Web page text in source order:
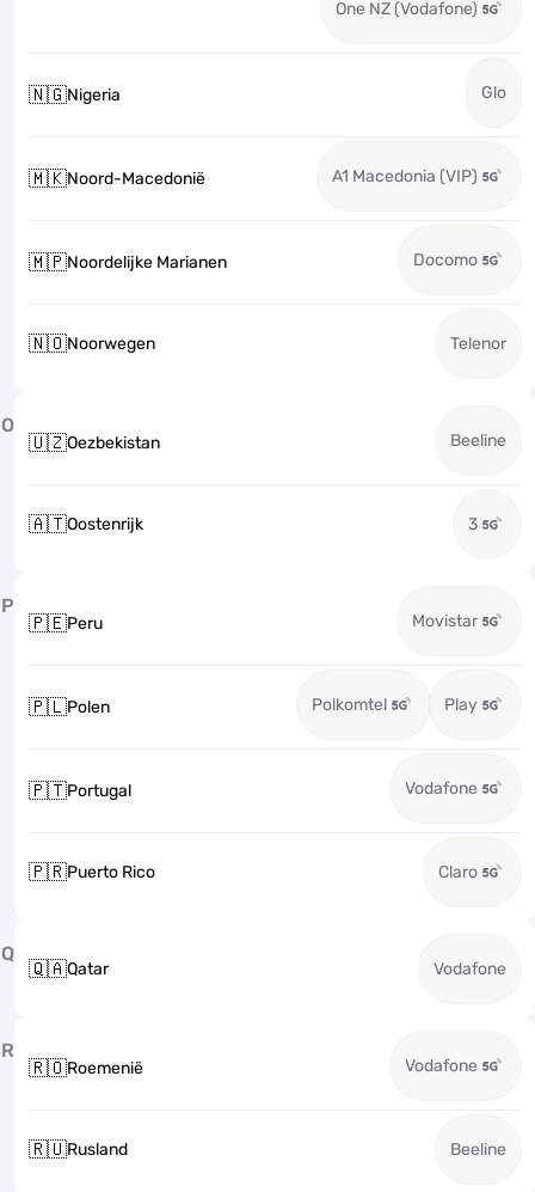
One NZ (Vodafone)
🇳🇬Nigeria Glo
🇲🇰Noord-Macedonië A1 Macedonia (VIP)
🇲🇵Noordelijke Marianen Docomo
🇳🇴Noorwegen Telenor
O
🇺🇿Oezbekistan Beeline
🇦🇹Oostenrijk 3
P
🇵🇪Peru Movistar
🇵🇱Polen Polkomtel Play
🇵🇹Portugal Vodafone
🇵🇷Puerto Rico Claro
Q
🇶🇦Qatar Vodafone
R
🇷🇴Roemenië Vodafone
🇷🇺Rusland Beeline